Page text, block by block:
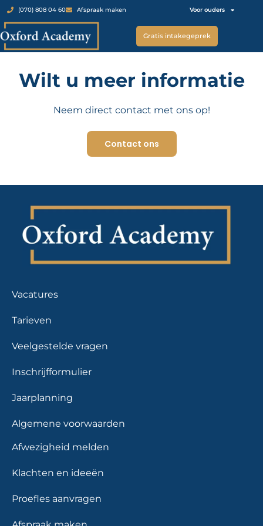
(070) 808 04 60 Afspraak maken Voor ouders
Gratis intakegeprek
Wilt u meer informatie
Neem direct contact met ons op!
Contact ons
Vacatures
Tarieven
Veelgestelde vragen
Inschrijfformulier
Jaarplanning
Algemene voorwaarden
Afwezigheid melden
Klachten en ideeën
Proefles aanvragen